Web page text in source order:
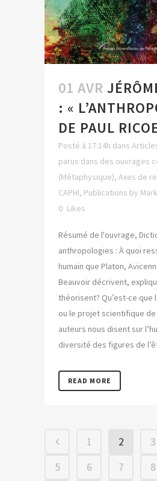
01 AVR
: «
DE PAUL
Posté à 17:14h dans
parus dans des ouvrages
(Métaphysique), Axes de
CAPHI, Publications by
0 Likes
Résumé de l'ouvrage,
anthropologies : À quoi
humain que Platon,
Beauvoir décrivent,
théorisent? Qu’est-ce que
ou le projet scientifique de
auteurs nous disent sur
diversité des figures de
READ MORE
1 2 3
5
6 7 8